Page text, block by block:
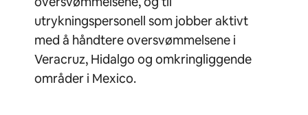
utrykningspersonell som jobber aktivt
med å håndtere oversvømmelsene i
Veracruz, Hidalgo og omkringliggende
områder i Mexico.